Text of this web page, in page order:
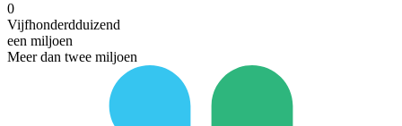
0
Vijfhonderdduizend
een miljoen
Meer dan twee miljoen